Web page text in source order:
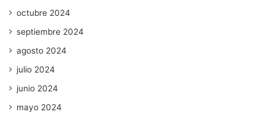
octubre 2024
septiembre 2024
agosto 2024
julio 2024
junio 2024
mayo 2024